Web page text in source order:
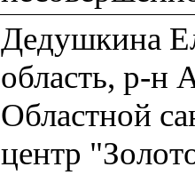
Дедушкина
область, р-н
Областной
центр